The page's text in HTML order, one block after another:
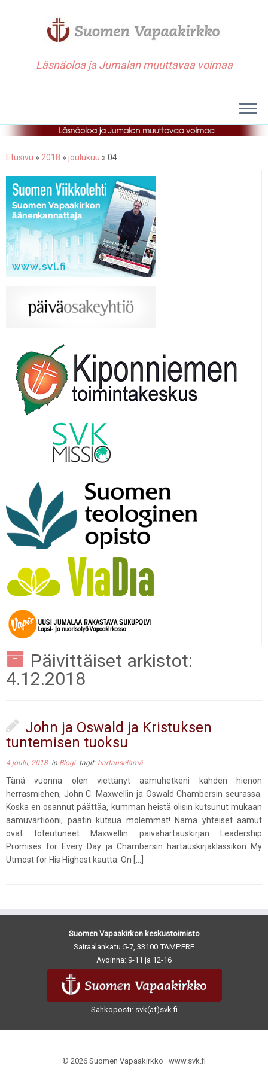
Läsnäoloa ja Jumalan muuttavaa voimaa
Etusivu » 2018 » joulukuu » 04
Päivittäiset arkistot:
4.12.2018
John ja Oswald ja Kristuksen
tuntemisen tuoksu
4 joulu, 2018in Blogi tagit: hartauselämä
Tänä vuonna olen viettänyt aamuhetkeni kahden hienon
herrasmiehen, John C. Maxwellin ja Oswald Chambersin seurassa.
Koska en osannut päättää, kumman heistä olisin kutsunut mukaan
aamuvartiooni, päätin kutsua molemmat! Nämä yhteiset aamut
ovat toteutuneet Maxwellin päivähartauskirjan Leadership
Promises for Every Day ja Chambersin hartauskirjaklassikon My
Utmost for His Highest kautta. On […]
Suomen Vapaakirkon keskustoimisto
Sairaalankatu 5-7, 33100 TAMPERE
Avoinna: 9-11 ja 12-16
Sähköposti: svk(at)svk.fi
· © 2026 Suomen Vapaakirkko · www.svk.fi ·